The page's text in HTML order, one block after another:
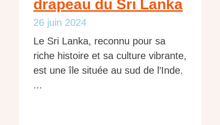
drapeau du Sri Lanka
26 juin 2024
Le Sri Lanka, reconnu pour sa
riche histoire et sa culture vibrante,
est une île située au sud de l’Inde.
...